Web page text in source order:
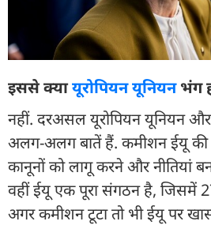
इससे क्यायूरोपियन यूनियनभंग
नहीं. दरअसल यूरोपियन यूनियन
अलग-अलग बातें हैं. कमीशन ईयू की
कानूनों को लागू करने और नीतियां
वहीं ईयू एक पूरा संगठन है, जिसमें
अगर कमीशन टूटा तो भी ईयू पर